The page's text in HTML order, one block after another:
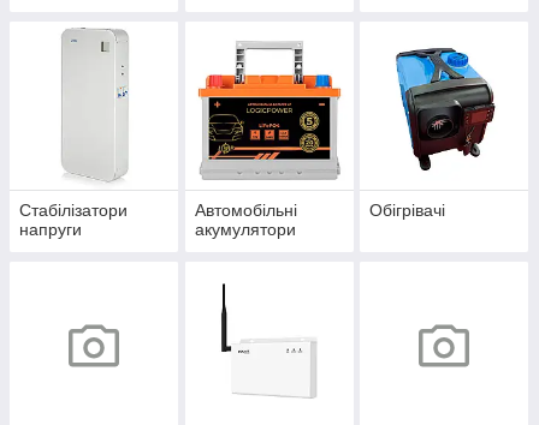
Стабілізатори
напруги
Автомобільні
акумулятори
Обігрівачі